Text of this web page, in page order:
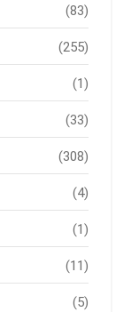
(83)
(255)
(1)
(33)
(308)
(4)
(1)
(11)
(5)